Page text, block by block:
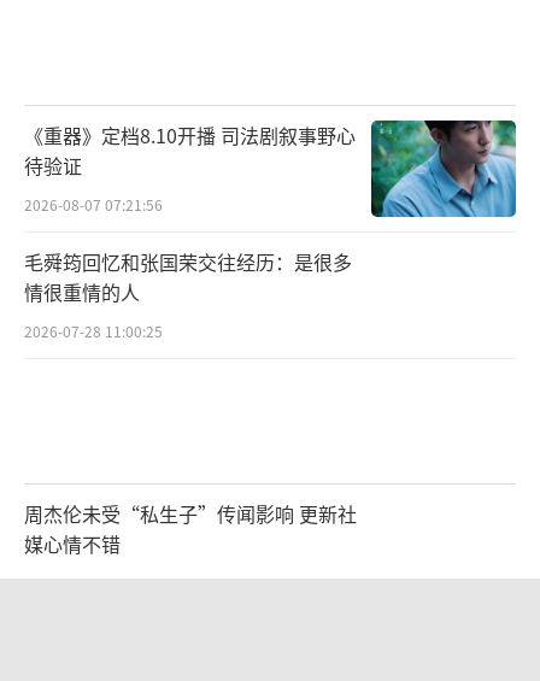
《重器》定档8.10开播 司法剧叙事野心
待验证
2026-08-07 07:21:56
毛舜筠回忆和张国荣交往经历：是很多
情很重情的人
2026-07-28 11:00:25
周杰伦未受“私生子”传闻影响 更新社
媒心情不错
2026-08-06 10:46:31